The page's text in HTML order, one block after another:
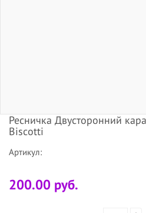
Ресничка Двусторонний
Biscotti
Артикул:
200.00 руб.